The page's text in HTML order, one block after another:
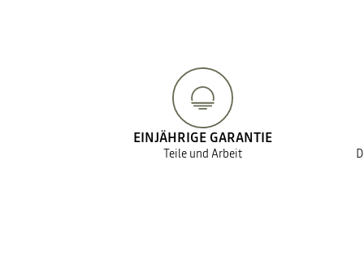
EINJÄHRIGE GARANTIE
Teile und Arbeit